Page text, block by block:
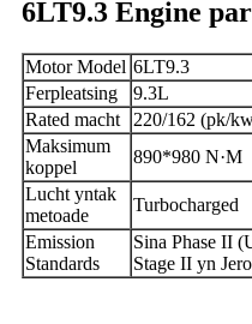
6LT9.3 Engine
Motor Model 6LT9.3
Ferpleatsing
9.3L
Rated macht
220/162 (pk/
Maksimum
koppel
890*980 N·M
Lucht yntak
metoade
Turbocharged
Emission
Standards
Sina Phase II
Stage II yn